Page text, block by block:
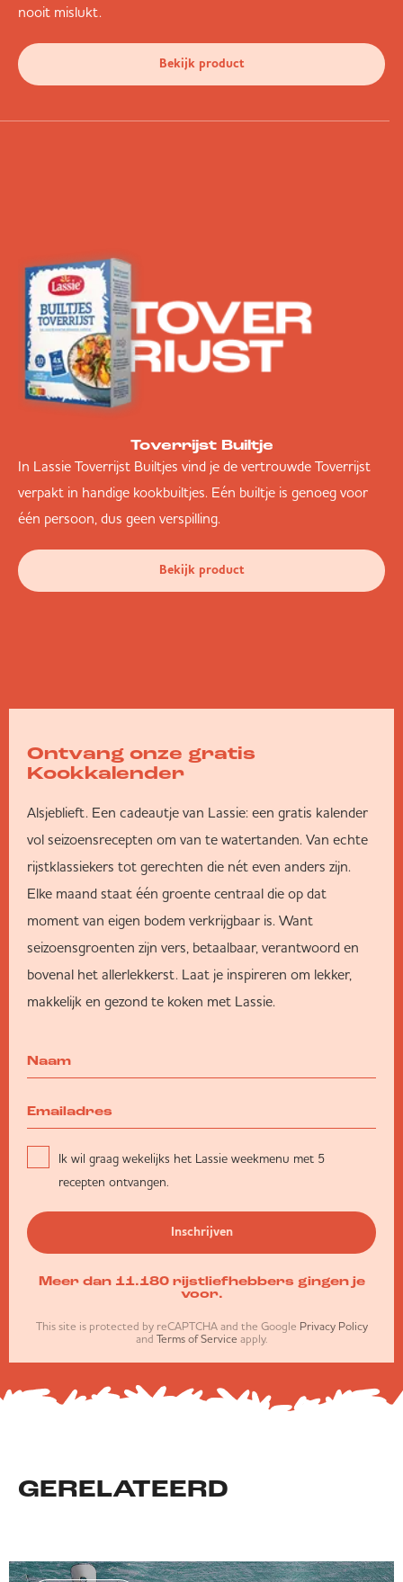
nooit mislukt.
Bekijk product
Toverrijst Builtje
In Lassie Toverrijst Builtjes vind je de vertrouwde Toverrijst
verpakt in handige kookbuiltjes. Eén builtje is genoeg voor
één persoon, dus geen verspilling.
Bekijk product
Ontvang onze gratis
Kookkalender
Alsjeblieft. Een cadeautje van Lassie: een gratis kalender
vol seizoensrecepten om van te watertanden. Van echte
rijstklassiekers tot gerechten die nét even anders zijn.
Elke maand staat één groente centraal die op dat
moment van eigen bodem verkrijgbaar is. Want
seizoensgroenten zijn vers, betaalbaar, verantwoord en
bovenal het allerlekkerst. Laat je inspireren om lekker,
makkelijk en gezond te koken met Lassie.
Ik wil graag wekelijks het Lassie weekmenu met 5
recepten ontvangen.
Inschrijven
Meer dan 11.180 rijstliefhebbers gingen je
voor.
This site is protected by reCAPTCHA and the Google Privacy Policy
and Terms of Service apply.
GERELATEERD